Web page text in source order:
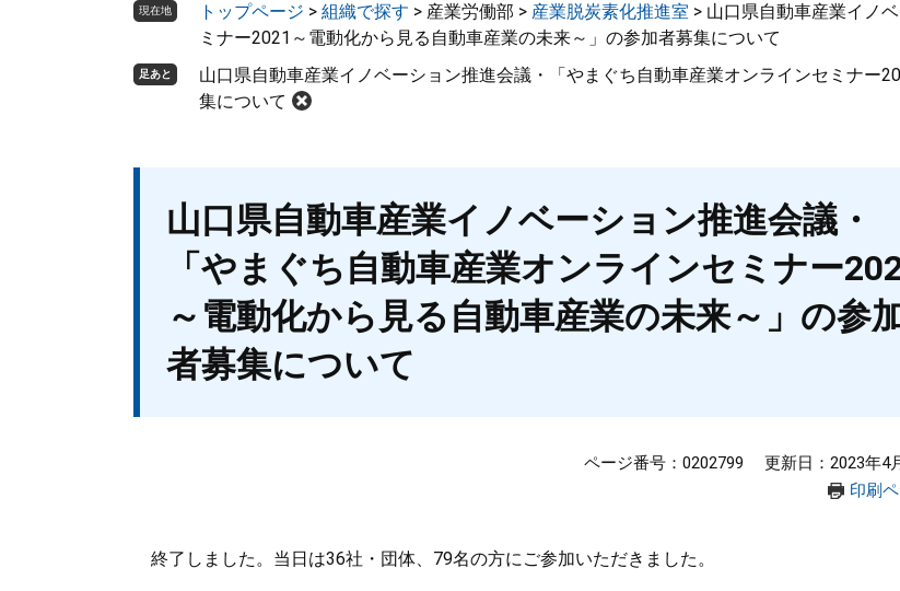
e
カ
ス
タ
ム
検
現在地 トップページ > 組織で探す > 産業労働部 > 産業脱炭素化推進室 > 山口県自動車産業イノ
ミナー2021～電動化から見る自動車産業の未来～」の参加者募集について
足あと
山口県自動車産業イノベーション推進会議・「やまぐち自動車産業オンラインセミナー
集について
山口県自動車産業イノベーション推進会議・
「やまぐち自動車産業オンラインセミナー
～電動化から見る自動車産業の未来～」の参
者募集について
ページ番号：0202799
更新日：2023年4
印刷
終了しました。当日は36社・団体、79名の方にご参加いただきました。